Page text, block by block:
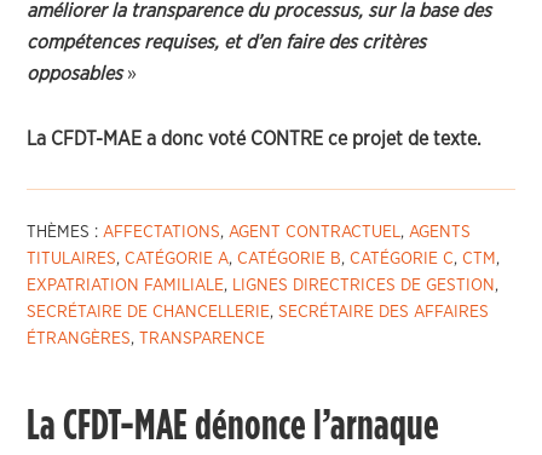
améliorer la transparence du processus, sur la base des
compétences requises, et d’en faire des critères
opposables»
La CFDT-MAE a donc voté CONTRE ce projet de texte.
THÈMES :AFFECTATIONS,AGENT CONTRACTUEL,AGENTS
TITULAIRES,CATÉGORIE A,CATÉGORIE B,CATÉGORIE C,CTM ,
EXPATRIATION FAMILIALE, LIGNES DIRECTRICES DE GESTION ,
SECRÉTAIRE DE CHANCELLERIE,SECRÉTAIRE DES AFFAIRES
ÉTRANGÈRES, TRANSPARENCE
La CFDT-MAE dénonce l’arnaque